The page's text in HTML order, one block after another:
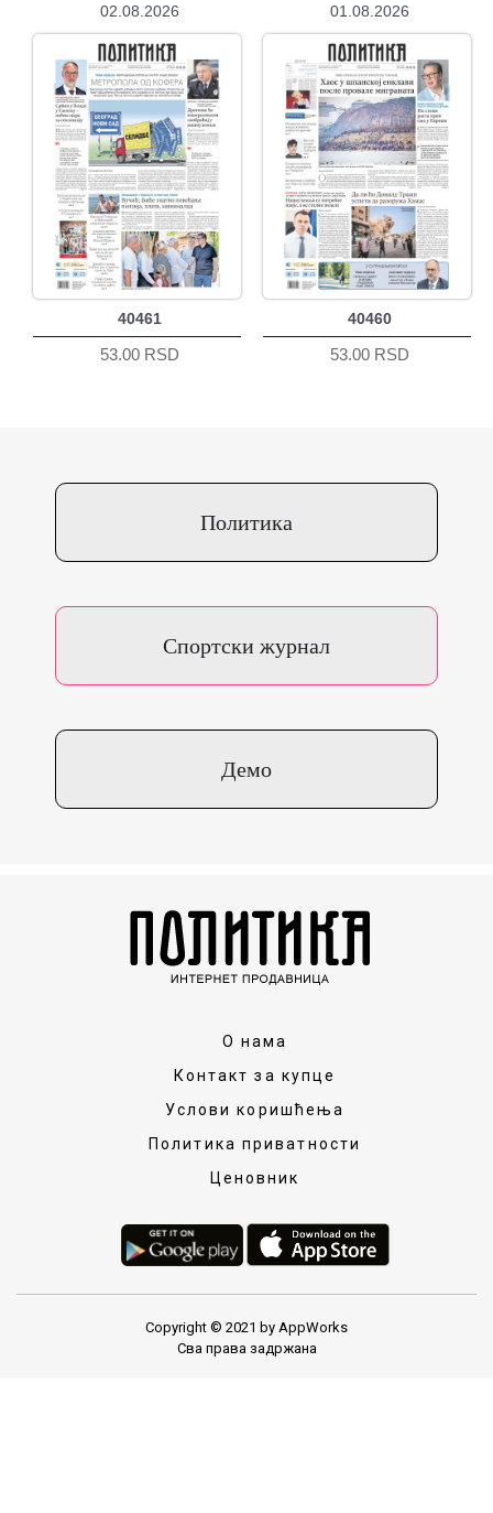
02.08.2026
40461
53.00 RSD
01.08.2026
40460
53.00 RSD
Политика
Спортски журнал
Демо
О нама
Контакт за купце
Услови коришћења
Политика приватности
Ценовник
Copyright © 2021 by AppWorks
Сва права задржана